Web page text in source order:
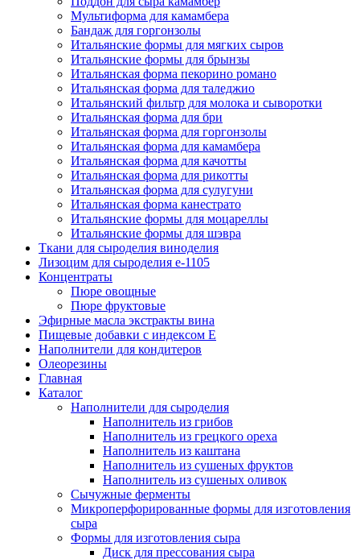
Мультиформа для камамбера
Бандаж для горгонзолы
Итальянские формы для мягких сыров
Итальянские формы для брынзы
Итальянская форма пекорино романо
Итальянская форма для таледжио
Итальянский фильтр для молока и сыворотки
Итальянская форма для бри
Итальянская форма для горгонзолы
Итальянская форма для камамбера
Итальянская форма для качотты
Итальянская форма для рикотты
Итальянская форма для сулугуни
Итальянская форма канестрато
Итальянские формы для моцареллы
Итальянские формы для шэвра
Ткани для сыроделия виноделия
Лизоцим для сыроделия e-1105
Концентраты
Пюре овощные
Пюре фруктовые
Эфирные масла экстракты вина
Пищевые добавки с индексом Е
Наполнители для кондитеров
Олеорезины
Главная
Каталог
Наполнители для сыроделия
Наполнитель из грибов
Наполнитель из грецкого ореха
Наполнитель из каштана
Наполнитель из сушеных фруктов
Наполнитель из сушеных оливок
Сычужные ферменты
Микроперфорированные формы для изготовления
сыра
Формы для изготовления сыра
Диск для прессования сыра